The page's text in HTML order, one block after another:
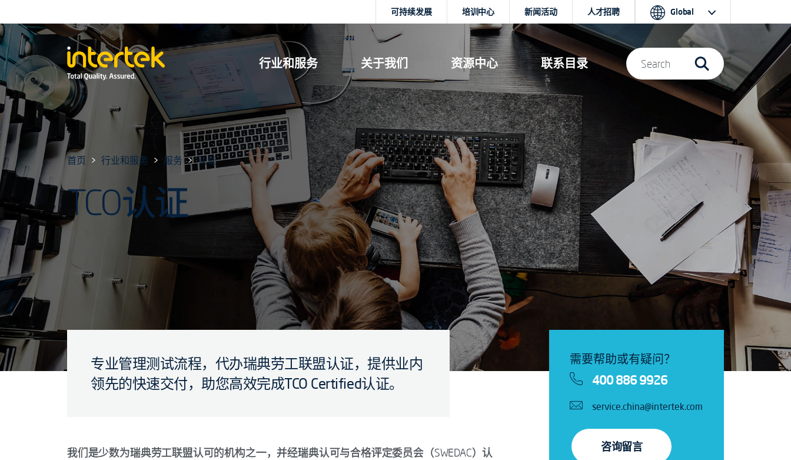
行业和服务 关于我们 资源中心 联系目录
可持续发展 培训中心 新闻活动 人才招聘 Global
Search
首页 行业和服务 服务 认证
TCO认证
专业管理测试流程，代办瑞典劳工联盟认证，提供业内
领先的快速交付，助您高效完成TCO Certified认证。
我们是少数为瑞典劳工联盟认可的机构之一，并经瑞典认可与合格评定委员会（SWEDAC）认
需要帮助或有疑问？
400 886 9926
service.china@intertek.com
咨询留言